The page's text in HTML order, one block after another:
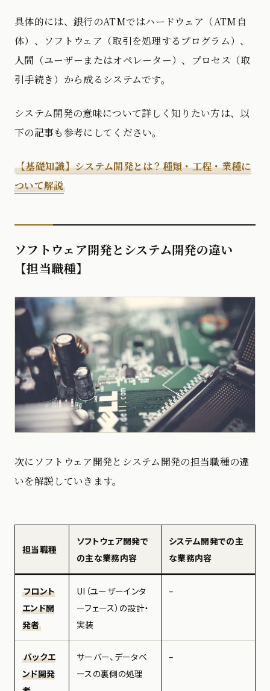
具体的には、銀行のATMではハードウェア（ATM自
体）、ソフトウェア（取引を処理するプログラム）、
人間（ユーザーまたはオペレーター）、プロセス（取
引手続き）から成るシステムです。
システム開発の意味について詳しく知りたい方は、以
下の記事も参考にしてください。
【基礎知識】システム開発とは？種類・工程・業種に
ついて解説
ソフトウェア開発とシステム開発の違い
【担当職種】
次にソフトウェア開発とシステム開発の担当職種の違
いを解説していきます。
担当職種
ソフトウェア開発で
の主な業務内容
システム開発での主
な業務内容
フロント
エンド開
発者
UI（ユーザーインタ
ーフェース）の設計・
実装
–
バックエ
ンド開発
サーバー、データベ
ースの裏側の処理
–